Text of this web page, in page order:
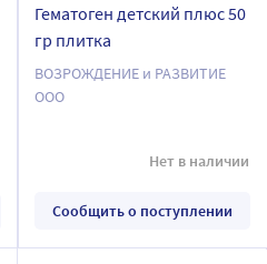
Гематоген детский плюс 50
гр плитка
ВОЗРОЖДЕНИЕ и РАЗВИТИЕ
ООО
Нет в наличии
Сообщить о поступлении